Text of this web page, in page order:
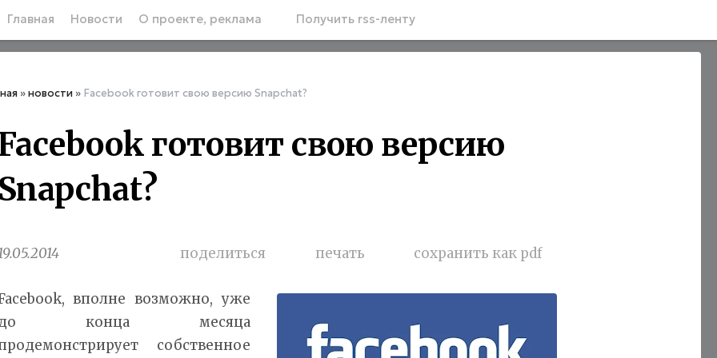
Главная Новости О проекте, реклама Получить rss-ленту
»новости » Facebook готовит свою версию Snapchat?
готовит свою версию
Snapchat?
поделиться печать сохранить как pdf
вполне возможно, уже
конца месяца
собственное